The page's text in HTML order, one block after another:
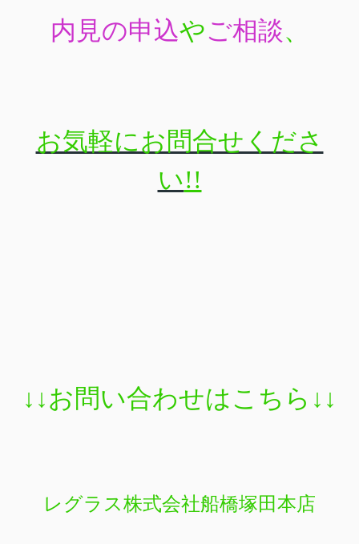
内見の申込やご相談、
お気軽にお問合せくださ
い!!
↓↓お問い合わせはこちら↓↓
レグラス株式会社船橋塚田本店